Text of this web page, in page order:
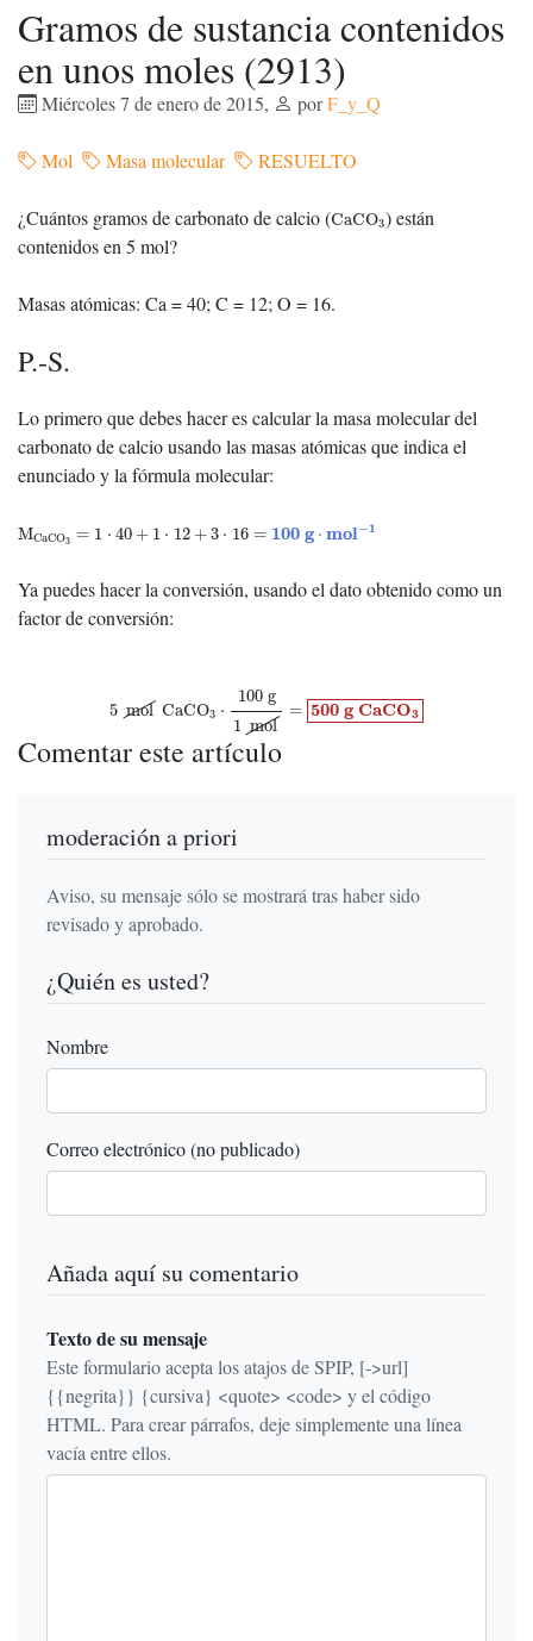
Gramos de sustancia contenidos
en unos moles (2913)
Miércoles 7 de enero de 2015, porF_y_Q
Mol Masa molecular RESUELTO
¿Cuántos gramos de carbonato de calcio (CaCO3
CaCO3 ) están
contenidos en 5 mol?
Masas atómicas: Ca = 40; C = 12; O = 16.
P.-S.
Lo primero que debes hacer es calcular la masa molecular del
carbonato de calcio usando las masas atómicas que indica el
enunciado y la fórmula molecular:
MCaCO3 = 1 ⋅ 40 + 1 ⋅ 12 +3 ⋅ 16 = 100 g ⋅ mol−1
M 1 40+ 1 12 +3⋅ 16 =100 g mol−1
Ya puedes hacer la conversión, usando el dato obtenido como un
factor de conversión:
5 mol CaCO3 ⋅
100 g
1 mol
= 500 g CaCO3
100 g1 mol
Comentar este artículo
moderación a priori
Aviso, su mensaje sólo se mostrará tras haber sido
revisado y aprobado.
¿Quién es usted?
Nombre
Correo electrónico (no publicado)
Añada aquí su comentario
Texto de su mensaje
Este formulario acepta los atajos de SPIP, [->url]
{{negrita}} {cursiva} <quote> <code> y el código
HTML. Para crear párrafos, deje simplemente una línea
vacía entre ellos.